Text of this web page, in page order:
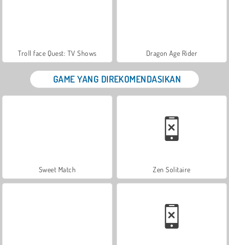
Troll face Quest: TV Shows Dragon Age Rider
GAME YANG DIREKOMENDASIKAN
Sweet Match Zen Solitaire